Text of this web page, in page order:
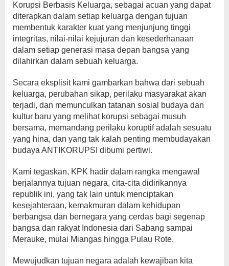
Korupsi Berbasis Keluarga, sebagai acuan yang dapat
diterapkan dalam setiap keluarga dengan tujuan
membentuk karakter kuat yang menjunjung tinggi
integritas, nilai-nilai kejujuran dan kesederhanaan
dalam setiap generasi masa depan bangsa yang
dilahirkan dalam sebuah keluarga.
Secara eksplisit kami gambarkan bahwa dari sebuah
keluarga, perubahan sikap, perilaku masyarakat akan
terjadi, dan memunculkan tatanan sosial budaya dan
kultur baru yang melihat korupsi sebagai musuh
bersama, memandang perilaku koruptif adalah sesuatu
yang hina, dan yang tak kalah penting membudayakan
budaya ANTIKORUPSI dibumi pertiwi.
Kami tegaskan, KPK hadir dalam rangka mengawal
berjalannya tujuan negara, cita-cita didirikannya
republik ini, yang tak lain untuk menciptakan
kesejahteraan, kemakmuran dalam kehidupan
berbangsa dan bernegara yang cerdas bagi segenap
bangsa dan rakyat Indonesia dari Sabang sampai
Merauke, mulai Miangas hingga Pulau Rote.
Mewujudkan tujuan negara adalah kewajiban kita